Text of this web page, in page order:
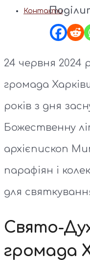
Контакти
24 червня 2024
громада
років з дня
Божественну
архієпископ
парафіян і
для
Свято-
громада